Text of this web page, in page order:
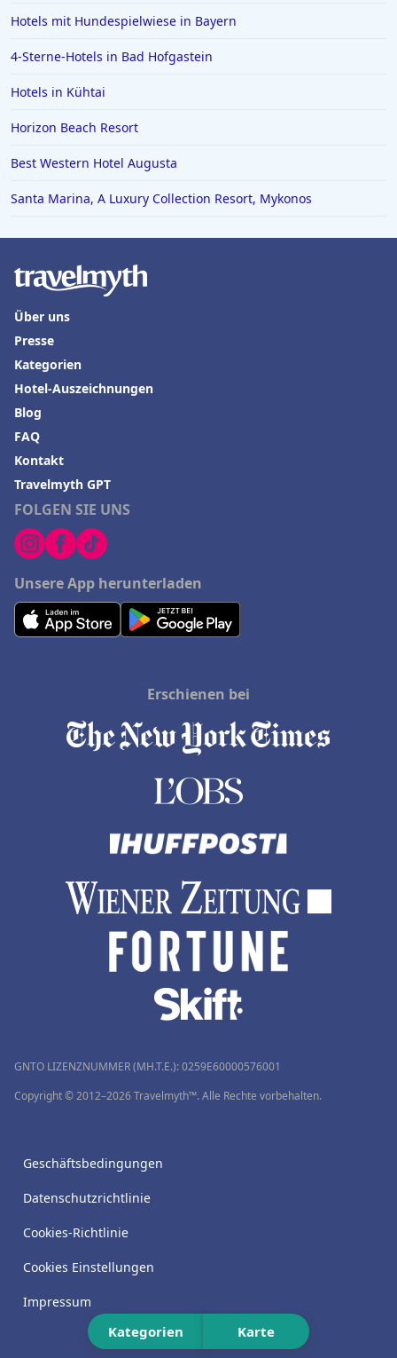
Hotels in Schleswig Holstein
Hotels in Lenggries
Kategorien Karte
Hotels mit Hundespielwiese in Bayern
4-Sterne-Hotels in Bad Hofgastein
Hotels in Kühtai
Horizon Beach Resort
Best Western Hotel Augusta
Santa Marina, A Luxury Collection Resort, Mykonos
FOLGEN SIE UNS
Unsere App herunterladen
Über uns
Presse
Kategorien
Hotel-Auszeichnungen
Blog
FAQ
Kontakt
Travelmyth GPT
Erschienen bei
GNTO LIZENZNUMMER (MH.T.E.): 0259Ε60000576001
Copyright © 2012–2026 Travelmyth™. Alle Rechte vorbehalten.
Geschäftsbedingungen
Datenschutzrichtlinie
Cookies-Richtlinie
Cookies Einstellungen
Impressum